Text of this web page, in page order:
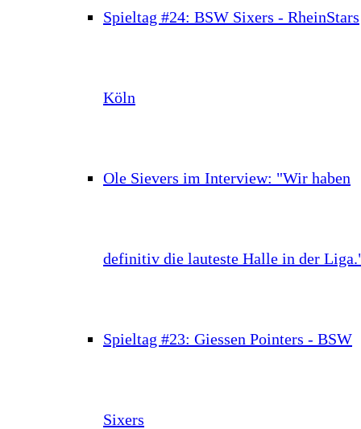
Spieltag #24: BSW Sixers - RheinStars
Köln
Ole Sievers im Interview: "Wir haben
definitiv die lauteste Halle in der
Spieltag #23: Giessen Pointers - BSW
Sixers